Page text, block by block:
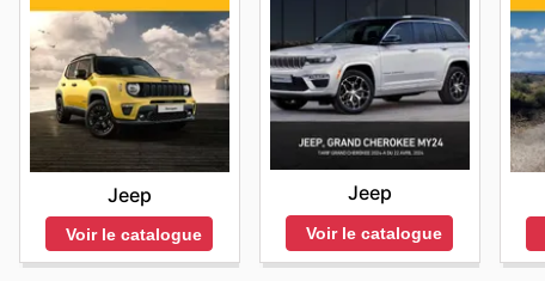
Jeep
Voir le catalogue
Jeep
Voir le catalogue